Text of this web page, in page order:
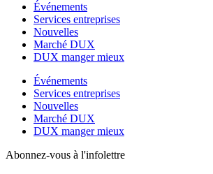
Événements
Services entreprises
Nouvelles
Marché DUX
DUX manger mieux
Événements
Services entreprises
Nouvelles
Marché DUX
DUX manger mieux
Abonnez-vous à l'infolettre